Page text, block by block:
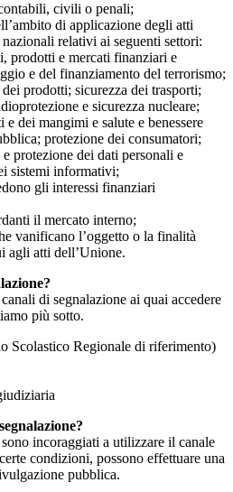
civili o penali;
di applicazione degli atti
relativi ai seguenti settori:
prodotti e mercati finanziari e
e del finanziamento del terrorismo;
prodotti; sicurezza dei trasporti;
e sicurezza nucleare;
dei mangimi e salute e benessere
protezione dei consumatori;
protezione dei dati personali e
sistemi informativi;
gli interessi finanziari
il mercato interno;
vanificano l’oggetto o la finalità
agli atti dell’Unione.
di segnalazione ai quai accedere
più sotto.
Scolastico Regionale di riferimento)
incoraggiati a utilizzare il canale
condizioni, possono effettuare una
pubblica.